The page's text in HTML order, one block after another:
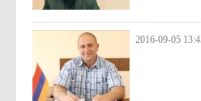
2016-09-05